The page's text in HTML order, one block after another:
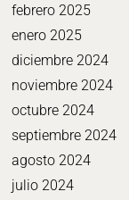
febrero 2025
enero 2025
diciembre 2024
noviembre 2024
octubre 2024
septiembre 2024
agosto 2024
julio 2024